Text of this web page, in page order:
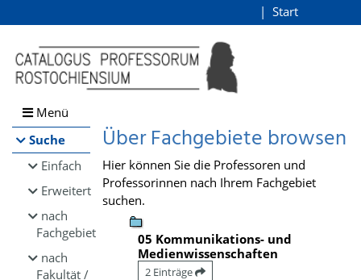
Browsen
direkt zum Inhalt
Start
Menü
Suche
Einfach
Erweitert
nach
Fachgebiet
nach
Fakultät /
Über Fachgebiete browsen
Hier können Sie die Professoren und
Professorinnen nach Ihrem Fachgebiet
suchen.
05 Kommunikations- und
Medienwissenschaften
2 Einträge